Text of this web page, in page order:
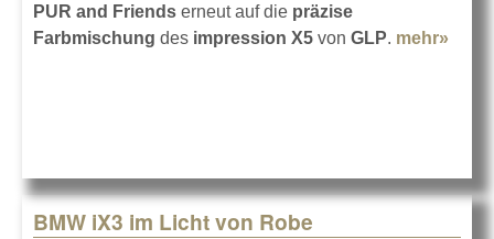
PUR and Friends erneut auf die präzise
Farbmischung des impression X5 von GLP. mehr»
für
BMW iX3 im Licht von Robe